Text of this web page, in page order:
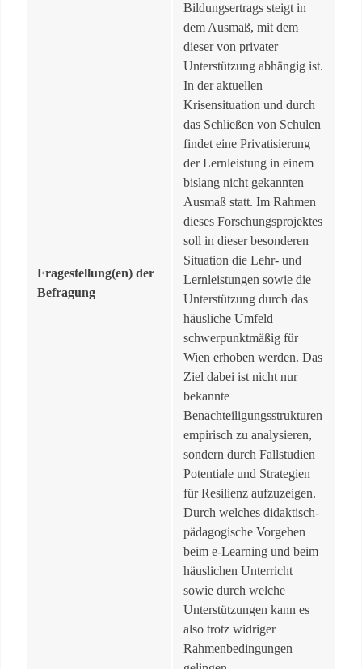
Fragestellung(en) der
Befragung
Bildungsertrags steigt in
dem Ausmaß, mit dem
dieser von privater
Unterstützung abhängig ist.
In der aktuellen
Krisensituation und durch
das Schließen von Schulen
findet eine Privatisierung
der Lernleistung in einem
bislang nicht gekannten
Ausmaß statt. Im Rahmen
dieses Forschungsprojektes
soll in dieser besonderen
Situation die Lehr- und
Lernleistungen sowie die
Unterstützung durch das
häusliche Umfeld
schwerpunktmäßig für
Wien erhoben werden. Das
Ziel dabei ist nicht nur
bekannte
Benachteiligungsstrukturen
empirisch zu analysieren,
sondern durch Fallstudien
Potentiale und Strategien
für Resilienz aufzuzeigen.
Durch welches didaktisch-
pädagogische Vorgehen
beim e-Learning und beim
häuslichen Unterricht
sowie durch welche
Unterstützungen kann es
also trotz widriger
Rahmenbedingungen